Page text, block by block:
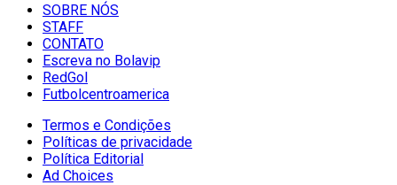
SOBRE NÓS
STAFF
CONTATO
Escreva no Bolavip
RedGol
Futbolcentroamerica
Termos e Condições
Políticas de privacidade
Política Editorial
Ad Choices